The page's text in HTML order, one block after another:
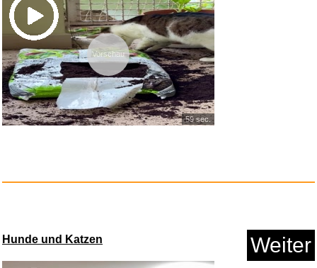
Anzeige
Vorschau
59 sec.
Hunde und Katzen Weiter